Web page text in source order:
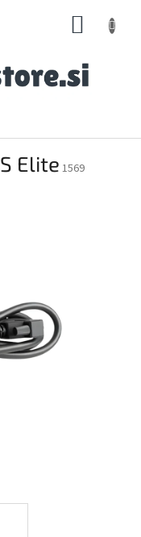
Elite 1569